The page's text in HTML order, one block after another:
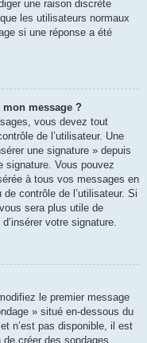
une raison discrète
les utilisateurs normaux
si une réponse a été
message ?
vous devez tout
de l’utilisateur. Une
une signature » depuis
signature. Vous pouvez
à tous vos messages en
contrôle de l’utilisateur. Si
sera plus utile de
votre signature.
le premier message
» situé en-dessous du
n’est pas disponible, il est
créer des sondages.